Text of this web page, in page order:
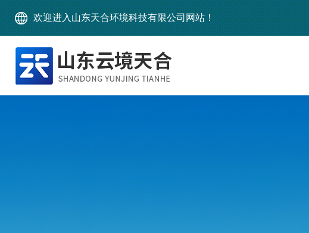
欢迎进入山东天合环境科技有限公司网站！